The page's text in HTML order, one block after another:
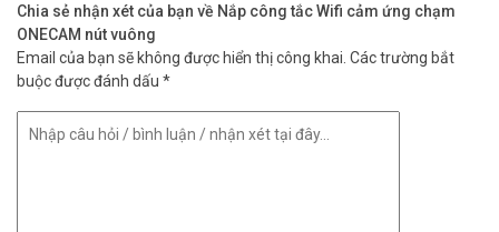
Chia sẻ nhận xét của bạn về Nắp công tắc Wifi cảm ứng chạm
ONECAM nút vuông
Email của bạn sẽ không được hiển thị công khai. Các trường bắt
buộc được đánh dấu *